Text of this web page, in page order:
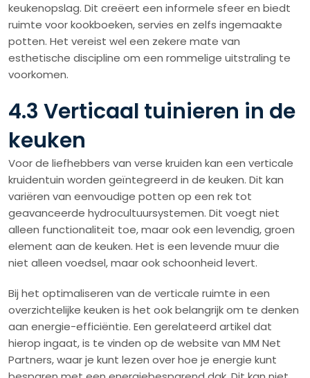
keukenopslag. Dit creëert een informele sfeer en biedt
ruimte voor kookboeken, servies en zelfs ingemaakte
potten. Het vereist wel een zekere mate van
esthetische discipline om een rommelige uitstraling te
voorkomen.
4.3 Verticaal tuinieren in de
keuken
Voor de liefhebbers van verse kruiden kan een verticale
kruidentuin worden geïntegreerd in de keuken. Dit kan
variëren van eenvoudige potten op een rek tot
geavanceerde hydrocultuursystemen. Dit voegt niet
alleen functionaliteit toe, maar ook een levendig, groen
element aan de keuken. Het is een levende muur die
niet alleen voedsel, maar ook schoonheid levert.
Bij het optimaliseren van de verticale ruimte in een
overzichtelijke keuken is het ook belangrijk om te denken
aan energie-efficiëntie. Een gerelateerd artikel dat
hierop ingaat, is te vinden op de website van MM Net
Partners, waar je kunt lezen over hoe je energie kunt